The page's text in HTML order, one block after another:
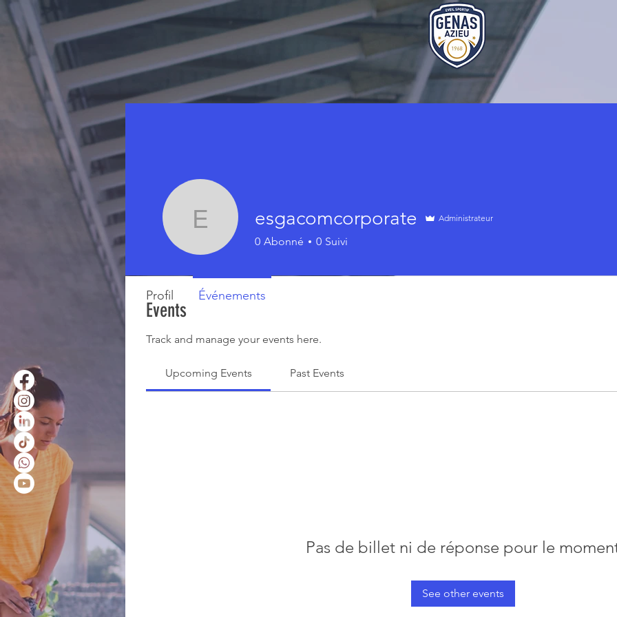
Events
Track and manage your events here.
Upcoming Events Past Events
Pas de billet ni de réponse pour le
See other events
esgacomcorporate
esgacomcorporate Administrateur
0 Abonné 0 Suivi
Profil Événements